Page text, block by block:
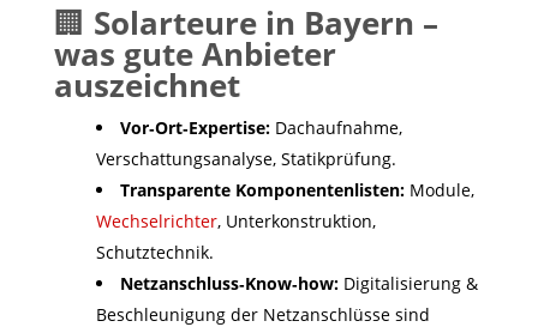
🏢 Solarteure in Bayern –
was gute Anbieter
auszeichnet
Vor‑Ort‑Expertise:Dachaufnahme,
Verschattungsanalyse, Statikprüfung.
Transparente Komponentenlisten:Module,
Wechselrichter, Unterkonstruktion,
Schutztechnik.
Netzanschluss‑Know‑how:Digitalisierung &
Beschleunigung der Netzanschlüsse sind